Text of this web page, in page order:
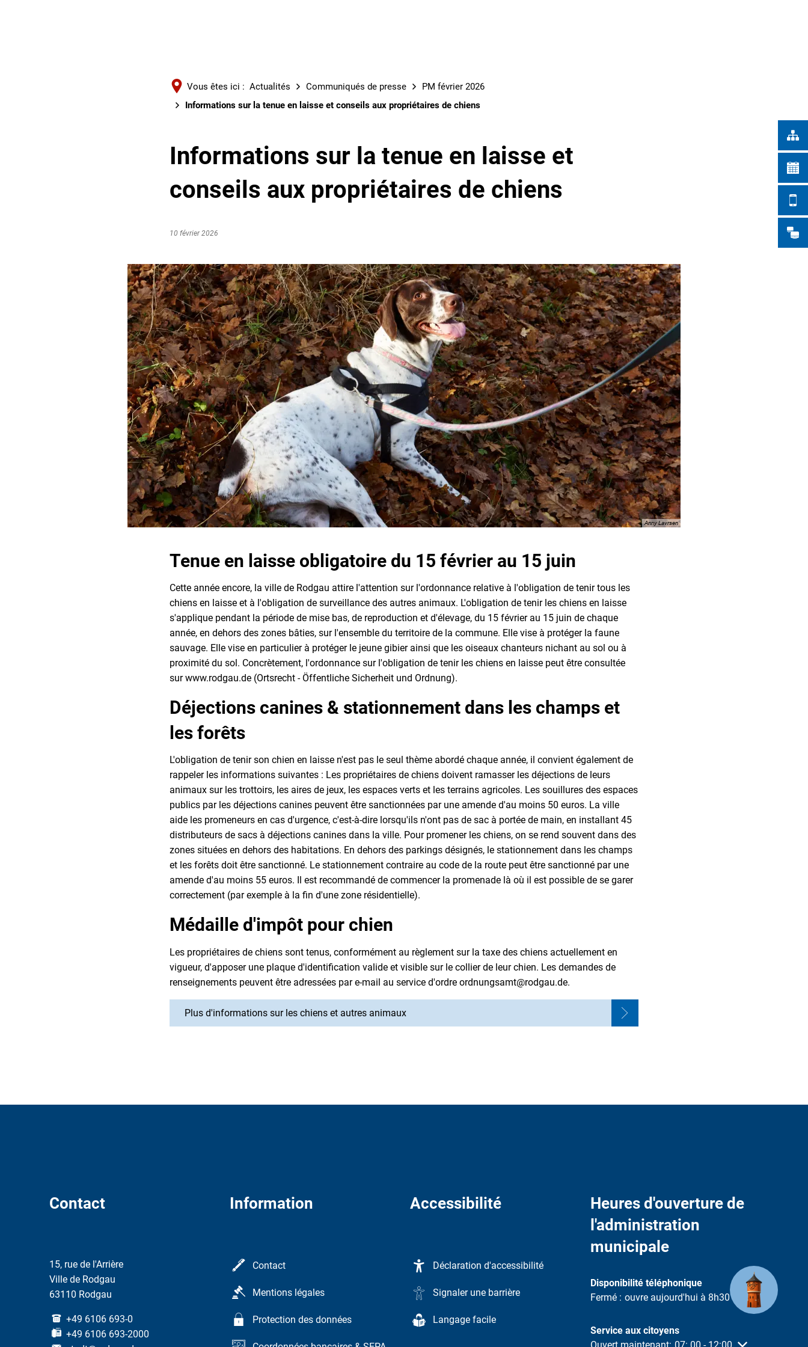
Vous êtes ici : Actualités Communiqués de presse
PM février 2026
Informations sur la tenue en laisse et conseils aux propriétaires de chiens
Informations sur la tenue en laisse et
conseils aux propriétaires de chiens
10 février 2026
Anny Lavrsen
Tenue en laisse obligatoire du 15 février au 15 juin
Cette année encore, la ville de Rodgau attire l'attention sur l'ordonnance relative à l'obligation de tenir tous les
chiens en laisse et à l'obligation de surveillance des autres animaux. L'obligation de tenir les chiens en laisse
s'applique pendant la période de mise bas, de reproduction et d'élevage, du 15 février au 15 juin de chaque
année, en dehors des zones bâties, sur l'ensemble du territoire de la commune. Elle vise à protéger la faune
sauvage. Elle vise en particulier à protéger le jeune gibier ainsi que les oiseaux chanteurs nichant au sol ou à
proximité du sol. Concrètement, l'ordonnance sur l'obligation de tenir les chiens en laisse peut être consultée
sur www.rodgau.de (Ortsrecht - Öffentliche Sicherheit und Ordnung).
Déjections canines & stationnement dans les champs et
les forêts
L'obligation de tenir son chien en laisse n'est pas le seul thème abordé chaque année, il convient également de
rappeler les informations suivantes : Les propriétaires de chiens doivent ramasser les déjections de leurs
animaux sur les trottoirs, les aires de jeux, les espaces verts et les terrains agricoles. Les souillures des espaces
publics par les déjections canines peuvent être sanctionnées par une amende d'au moins 50 euros. La ville
aide les promeneurs en cas d'urgence, c'est-à-dire lorsqu'ils n'ont pas de sac à portée de main, en installant 45
distributeurs de sacs à déjections canines dans la ville. Pour promener les chiens, on se rend souvent dans des
zones situées en dehors des habitations. En dehors des parkings désignés, le stationnement dans les champs
et les forêts doit être sanctionné. Le stationnement contraire au code de la route peut être sanctionné par une
amende d'au moins 55 euros. Il est recommandé de commencer la promenade là où il est possible de se garer
correctement (par exemple à la fin d'une zone résidentielle).
Médaille d'impôt pour chien
Les propriétaires de chiens sont tenus, conformément au règlement sur la taxe des chiens actuellement en
vigueur, d'apposer une plaque d'identification valide et visible sur le collier de leur chien. Les demandes de
renseignements peuvent être adressées par e-mail au service d'ordre ordnungsamt@rodgau.de.
Plus d'informations sur les chiens et autres animaux
Contact
15, rue de l'Arrière
Ville de Rodgau
63110 Rodgau
+49 6106 693-0
+49 6106 693-2000
Information
Contact
Mentions légales
Protection des données
Accessibilité
Déclaration d'accessibilité
Signaler une barrière
Langage facile
Heures d'ouverture de
l'administration
municipale
Disponibilité téléphonique
Cliquez pour masquer d'autres heures d'ouverture
Fermé : ouvre aujourd'hui à 8h30
Service aux citoyens
Cliquez pour masquer d'autres heures d'ouverture
Ouvert maintenant: 07: 00 - 12:00 De 07:00 à 12:00